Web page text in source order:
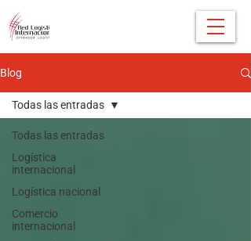
Blog
Todas las entradas
Logística
internacional
Logística nacional
Comercio
internacional
Todas las entradas